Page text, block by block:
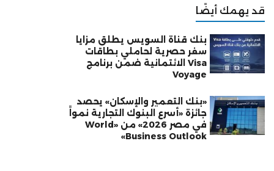
قد يهمك أيضًا
بنك قناة السويس يطلق مزايا
سفر حصرية لحاملي بطاقات
Visa الائتمانية ضمن برنامج
Voyage
«بنك التعمير والإسكان» يحصد
جائزة «أسرع البنوك التجارية نمواً
في مصر 2026» من «World
Business Outlook»